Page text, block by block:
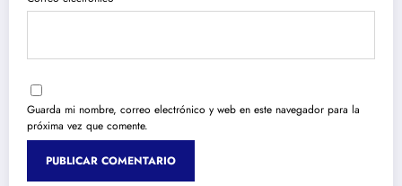
Guarda mi nombre, correo electrónico y web en este navegador para la
próxima vez que comente.